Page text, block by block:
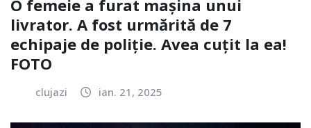
O femeie a furat mașina unui
livrator. A fost urmărită de 7
echipaje de poliție. Avea cuțit la ea!
FOTO
clujazi ian. 21, 2025